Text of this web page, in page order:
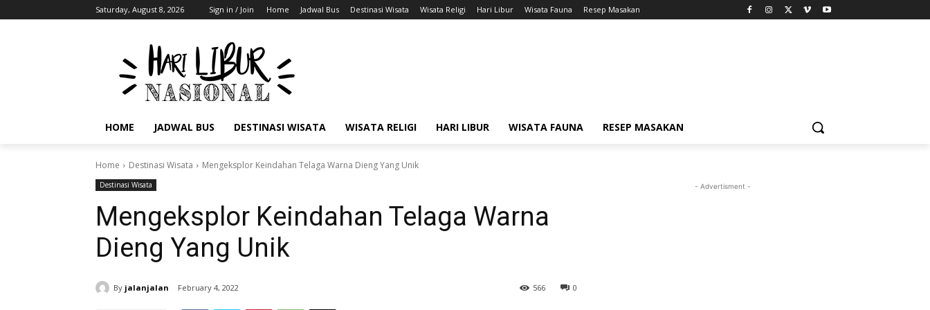
Saturday, August 8, 2026 Sign in / Join Home Jadwal Bus Destinasi Wisata Wisata Religi Hari Libur Wisata Fauna Resep Masakan
HOME JADWAL BUS DESTINASI WISATA WISATA RELIGI HARI LIBUR WISATA FAUNA RESEP MASAKAN
Home Destinasi Wisata Mengeksplor Keindahan Telaga Warna Dieng Yang Unik
Destinasi Wisata
Mengeksplor Keindahan Telaga Warna
Dieng Yang Unik
By jalanjalan February 4, 2022 0
566
- Advertisment -